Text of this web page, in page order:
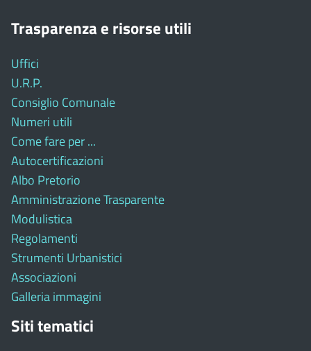
Trasparenza e risorse utili
Uffici
U.R.P.
Consiglio Comunale
Numeri utili
Come fare per ...
Autocertificazioni
Albo Pretorio
Amministrazione Trasparente
Modulistica
Regolamenti
Strumenti Urbanistici
Associazioni
Galleria immagini
Siti tematici